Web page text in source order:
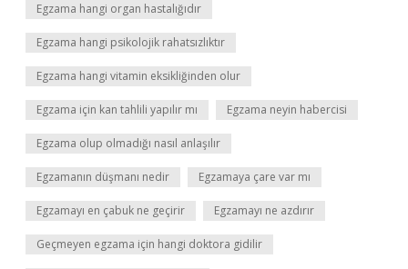
Egzama hangi organ hastalığıdır
Egzama hangi psikolojik rahatsızlıktır
Egzama hangi vitamin eksikliğinden olur
Egzama için kan tahlili yapılır mı Egzama neyin habercisi
Egzama olup olmadığı nasıl anlaşılır
Egzamanın düşmanı nedir Egzamaya çare var mı
Egzamayı en çabuk ne geçirir Egzamayı ne azdırır
Geçmeyen egzama için hangi doktora gidilir